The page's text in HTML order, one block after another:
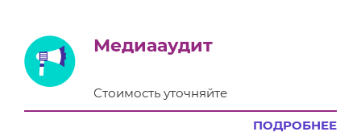
Медиааудит
Стоимость уточняйте
ПОДРОБНЕЕ